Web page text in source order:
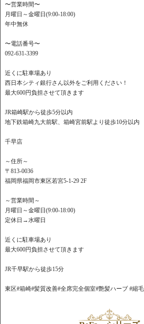
〜営業時間〜
月曜日～金曜日(9:00-18:00)
年中無休
〜電話番号〜
092-631-3399
近くに駐車場あり
西日本シティ銀行さん以外をご利用ください！
最大600円負担させて頂きます
JR箱崎駅から徒歩5分以内
地下鉄箱崎九大前駅、箱崎宮前駅より徒歩10分以内
千早店
～住所～
〒813-0036
福岡県福岡市東区若宮5-1-29 2F
～営業時間～
月曜日～金曜日(9:00-18:00)
定休日→水曜日
近くに駐車場あり
最大600円負担させて頂きます
JR千早駅から徒歩15分
東区#箱崎#髪質改善#全席完全個室#艶髪ハーブ #縮